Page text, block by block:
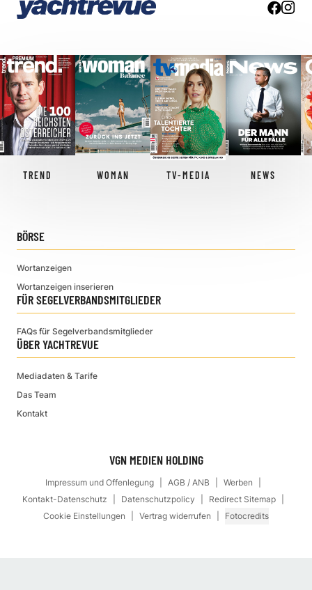
TREND WOMAN TV-MEDIA NEWS
BÖRSE
Wortanzeigen
Wortanzeigen inserieren
FÜR SEGELVERBANDSMITGLIEDER
FAQs für Segelverbandsmitglieder
ÜBER YACHTREVUE
Mediadaten & Tarife
Das Team
Kontakt
VGN MEDIEN HOLDING
Impressum und Offenlegung AGB / ANB
Werben
Kontakt-Datenschutz
Datenschutzpolicy
Redirect Sitemap
Cookie Einstellungen
Vertrag widerrufen Fotocredits